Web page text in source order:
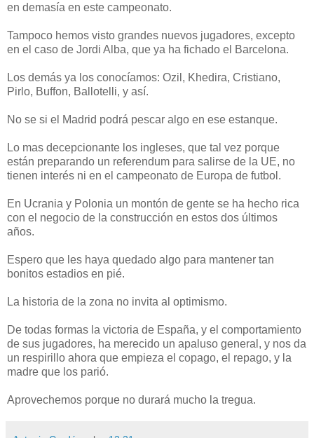
en demasía en este campeonato.
Tampoco hemos visto grandes nuevos jugadores, excepto
en el caso de Jordi Alba, que ya ha fichado el Barcelona.
Los demás ya los conocíamos: Ozil, Khedira, Cristiano,
Pirlo, Buffon, Ballotelli, y así.
No se si el Madrid podrá pescar algo en ese estanque.
Lo mas decepcionante los ingleses, que tal vez porque
están preparando un referendum para salirse de la UE, no
tienen interés ni en el campeonato de Europa de futbol.
En Ucrania y Polonia un montón de gente se ha hecho rica
con el negocio de la construcción en estos dos últimos
años.
Espero que les haya quedado algo para mantener tan
bonitos estadios en pié.
La historia de la zona no invita al optimismo.
De todas formas la victoria de España, y el comportamiento
de sus jugadores, ha merecido un apaluso general, y nos da
un respirillo ahora que empieza el copago, el repago, y la
madre que los parió.
Aprovechemos porque no durará mucho la tregua.